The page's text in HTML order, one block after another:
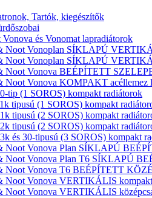
Tartók, kiegészítők
és Vonomat lapradiátorok
Noot Vonoplan SÍKLAPÚ
Noot Vonoplan SÍKLAPÚ
Noot Vonova BEÉPÍTETT
Noot Vonova KOMPAKT acéllemez
tip (1 SOROS) kompakt radiátorok
tipusú (1 SOROS) kompakt
tipusú (2 SOROS) kompakt
tipusú (2 SOROS) kompakt
és 30-tipusú (3 SOROS) kompakt
Noot Vonova Plan SÍKLAPÚ
Noot Vonova Plan T6 SÍKLAPÚ
Noot Vonova T6 BEÉPÍTETT
Noot Vonova VERTIKÁLIS kompakt
Noot Vonova VERTIKÁLIS